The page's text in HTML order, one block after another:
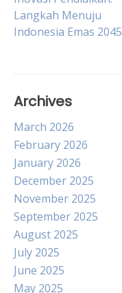
Post
navigation
Langkah Menuju
Indonesia Emas 2045
Archives
March 2026
February 2026
January 2026
December 2025
November 2025
September 2025
August 2025
July 2025
June 2025
May 2025